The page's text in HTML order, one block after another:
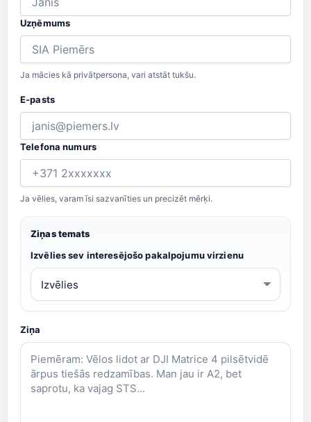
Uzņēmums
Ja mācies kā privātpersona, vari atstāt tukšu.
E-pasts
Telefona numurs
Ja vēlies, varam īsi sazvanīties un precizēt mērķi.
Ziņas temats
Izvēlies sev interesējošo pakalpojumu virzienu
Ziņa